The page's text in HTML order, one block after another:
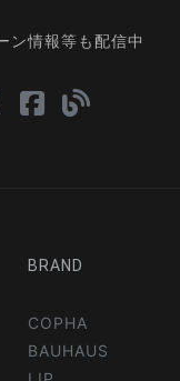
ン情報等も配信中
BRAND
COPHA
BAUHAUS